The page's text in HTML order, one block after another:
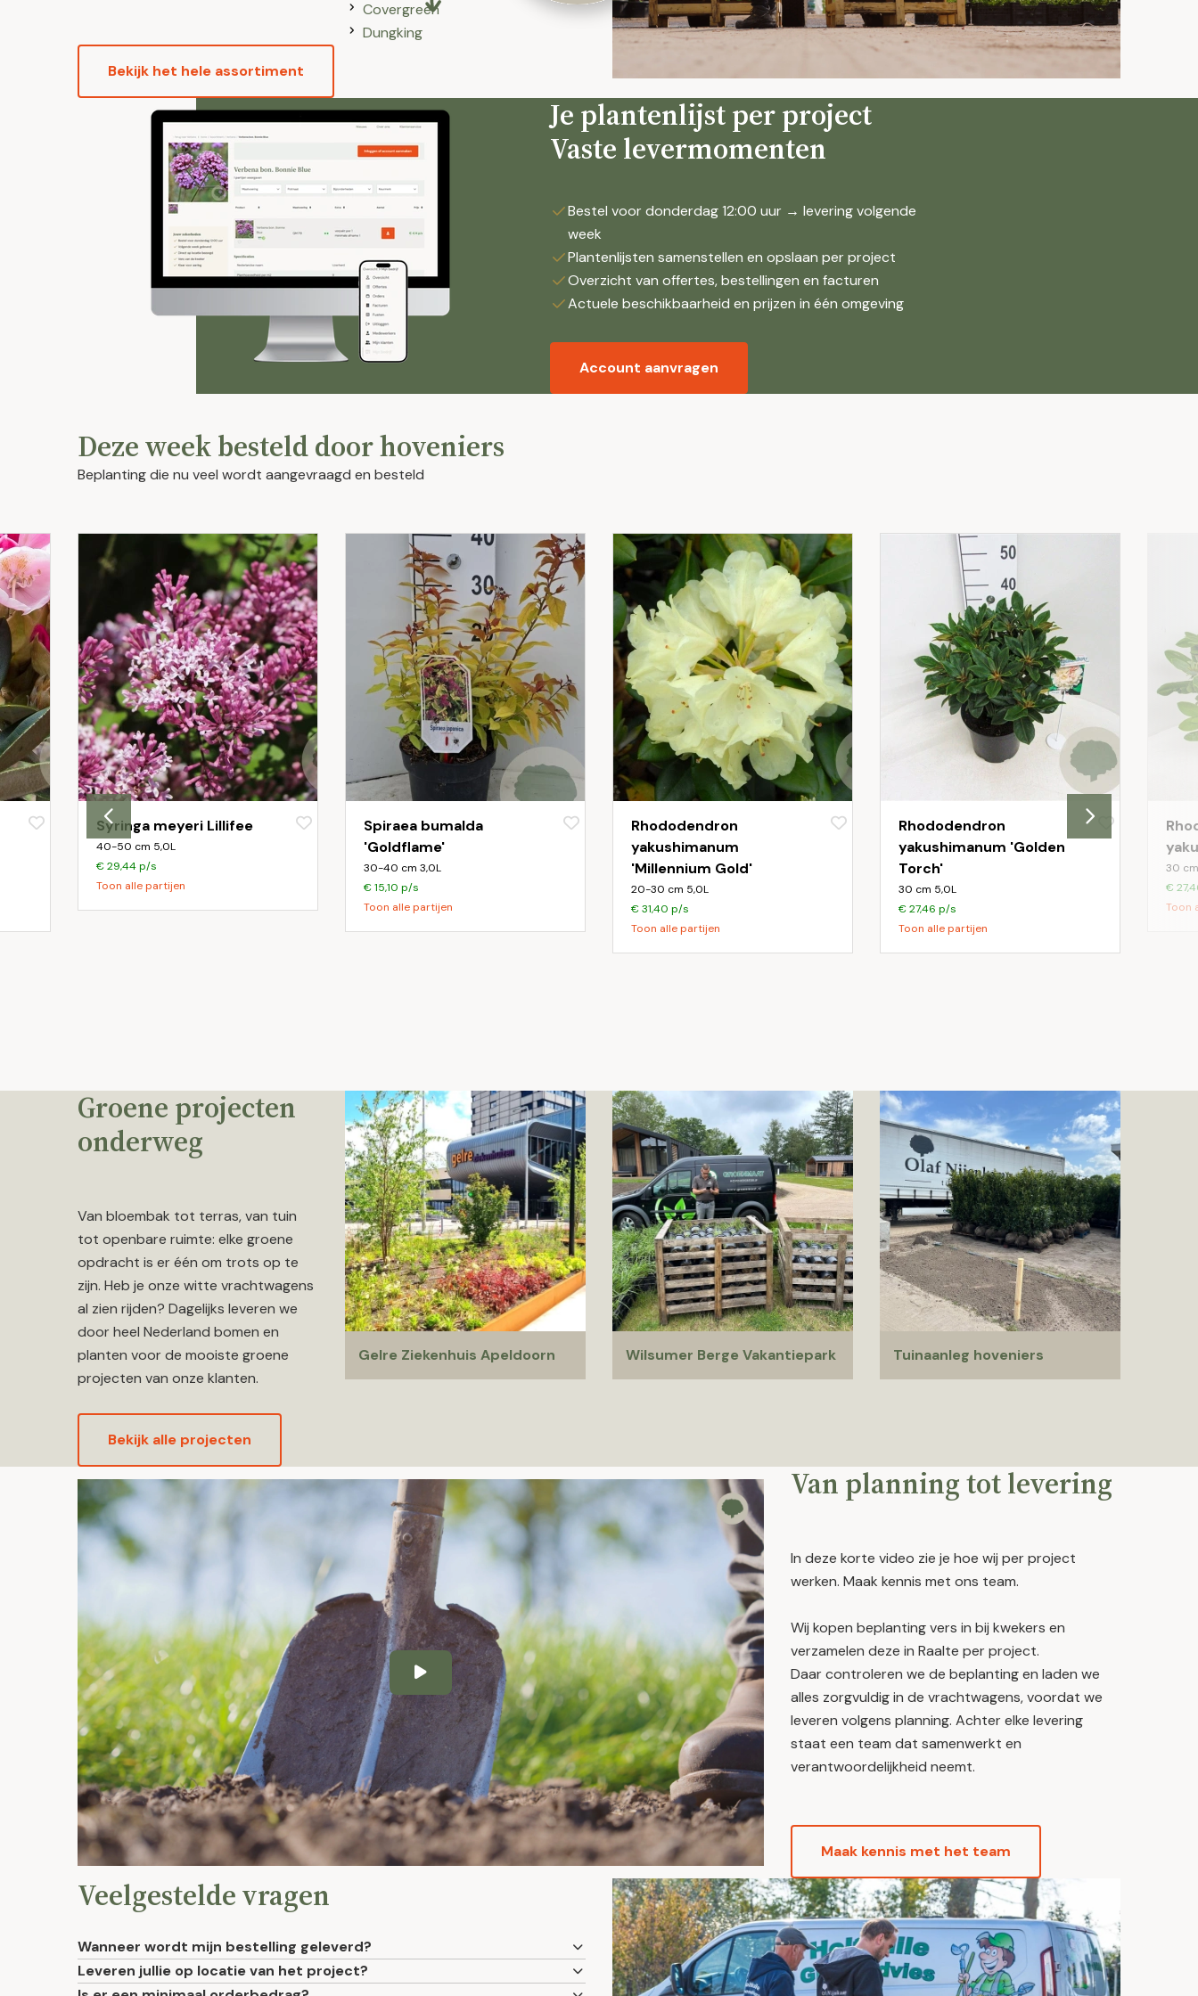
Covergreen
Dungking
Bekijk het hele assortiment
Je plantenlijst per project
Vaste levermomenten
Bestel voor donderdag 12:00 uur → levering volgende
week
Plantenlijsten samenstellen en opslaan per project
Overzicht van offertes, bestellingen en facturen
Actuele beschikbaarheid en prijzen in één omgeving
Account aanvragen
Deze week besteld door hoveniers
Beplanting die nu veel wordt aangevraagd en besteld
Syringa meyeri Lillifee
40-50 cm 5,0L
€ 29,44 p/s
Toon alle partijen
Spiraea bumalda
'Goldflame'
30-40 cm 3,0L
€ 15,10 p/s
Toon alle partijen
Rhododendron
yakushimanum
'Millennium Gold'
20-30 cm 5,0L
€ 31,40 p/s
Toon alle partijen
Rhododendron
yakushimanum 'Golden
Torch'
30 cm 5,0L
€ 27,46 p/s
Toon alle partijen
30
€
Toon
Groene projecten
onderweg
Van bloembak tot terras, van tuin
tot openbare ruimte: elke groene
opdracht is er één om trots op te
zijn. Heb je onze witte vrachtwagens
al zien rijden? Dagelijks leveren we
door heel Nederland bomen en
planten voor de mooiste groene
projecten van onze klanten.
Bekijk alle projecten
Gelre Ziekenhuis Apeldoorn Wilsumer Berge Vakantiepark Tuinaanleg hoveniers
Van planning tot levering
In deze korte video zie je hoe wij per project
werken. Maak kennis met ons team.
Wij kopen beplanting vers in bij kwekers en
verzamelen deze in Raalte per project.
Daar controleren we de beplanting en laden we
alles zorgvuldig in de vrachtwagens, voordat we
leveren volgens planning. Achter elke levering
staat een team dat samenwerkt en
verantwoordelijkheid neemt.
Maak kennis met het team
Veelgestelde vragen
Wanneer wordt mijn bestelling geleverd?
Leveren jullie op locatie van het project?